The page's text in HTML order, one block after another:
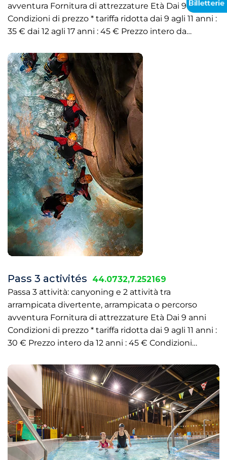
avventura Fornitura di attrezzature Età Dai 9 anni
Condizioni di prezzo * tariffa ridotta dai 9 agli 11 anni :
35 € dai 12 agli 17 anni : 45 € Prezzo intero da…
Pass 3 activités
44.0732,7.252169
Passa 3 attività: canyoning e 2 attività tra
arrampicata divertente, arrampicata o percorso
avventura Fornitura di attrezzature Età Dai 9 anni
Condizioni di prezzo * tariffa ridotta dai 9 agli 11 anni :
30 € Prezzo intero da 12 anni : 45 € Condizioni…